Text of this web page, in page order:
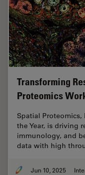
Transforming
Proteomics
Spatial
the Year, is driving
immunology, and
data with high
Jun 10, 2025